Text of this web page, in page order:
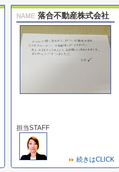
NAME 落合不動産株式会社
担当STAFF
続きはCLICK